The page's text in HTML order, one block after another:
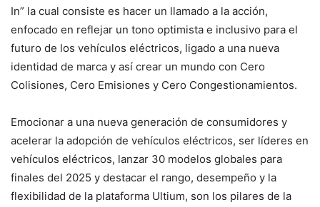
In” la cual consiste es hacer un llamado a la acción,
enfocado en reflejar un tono optimista e inclusivo para el
futuro de los vehículos eléctricos, ligado a una nueva
identidad de marca y así crear un mundo con Cero
Colisiones, Cero Emisiones y Cero Congestionamientos.
Emocionar a una nueva generación de consumidores y
acelerar la adopción de vehículos eléctricos, ser líderes en
vehículos eléctricos, lanzar 30 modelos globales para
finales del 2025 y destacar el rango, desempeño y la
flexibilidad de la plataforma Ultium, son los pilares de la